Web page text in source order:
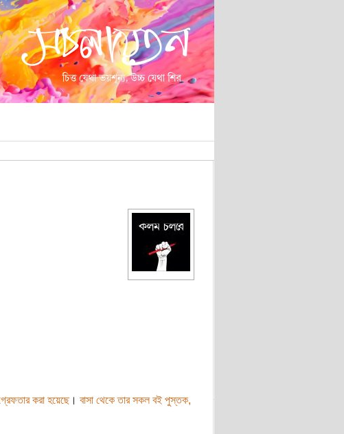
করা হয়েছে। বাসা থেকে তার সকল বই পুস্তক,